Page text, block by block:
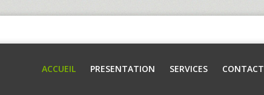
ACCUEIL PRESENTATION SERVICES CONTACT